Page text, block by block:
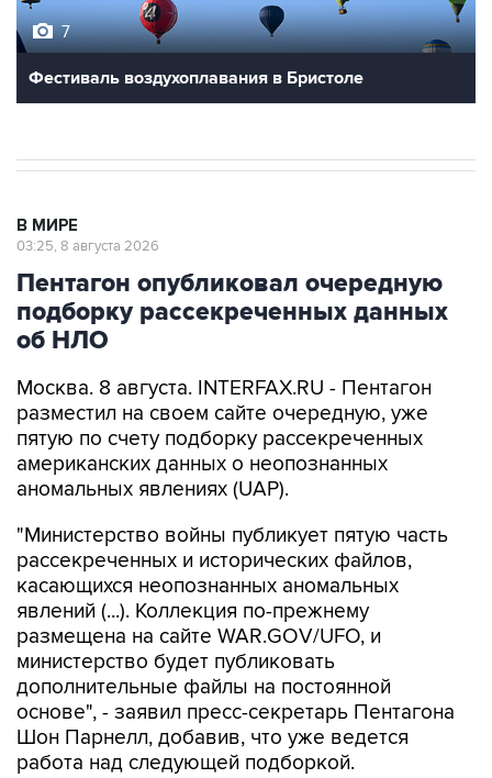
7
Фестиваль воздухоплавания в Бристоле
В МИРЕ
03:25, 8 августа 2026
Пентагон опубликовал очередную
подборку рассекреченных данных
об НЛО
Москва. 8 августа. INTERFAX.RU - Пентагон
разместил на своем сайте очередную, уже
пятую по счету подборку рассекреченных
американских данных о неопознанных
аномальных явлениях (UAP).
"Министерство войны публикует пятую часть
рассекреченных и исторических файлов,
касающихся неопознанных аномальных
явлений (...). Коллекция по-прежнему
размещена на сайте WAR.GOV/UFO, и
министерство будет публиковать
дополнительные файлы на постоянной
основе", - заявил пресс-секретарь Пентагона
Шон Парнелл, добавив, что уже ведется
работа над следующей подборкой.